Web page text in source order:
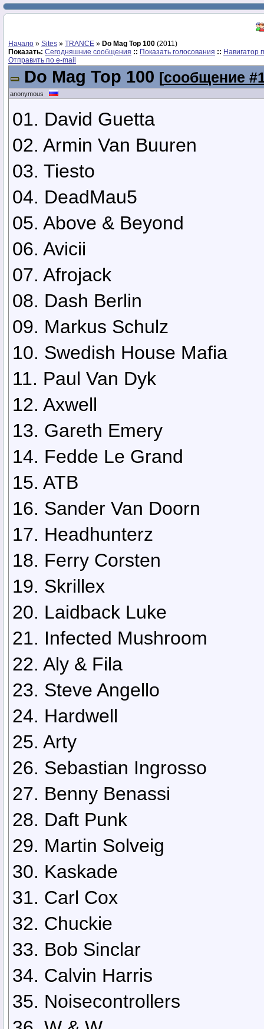
Начало » Sites » TRANCE » Dо Mag Top 100 (2011)
Показать: Сегодняшние сообщения :: Показать голосования :: Навигатор
Отправить по e-mail
Dо Mag Top 100 [сообщение
anonymous
01. David Guetta
02. Armin Van Buuren
03. Tiesto
04. DeadMau5
05. Above & Beyond
06. Avicii
07. Afrojack
08. Dash Berlin
09. Markus Schulz
10. Swedish House Mafia
11. Paul Van Dyk
12. Axwell
13. Gareth Emery
14. Fedde Le Grand
15. ATB
16. Sander Van Doorn
17. Headhunterz
18. Ferry Corsten
19. Skrillex
20. Laidback Luke
21. Infected Mushroom
22. Aly & Fila
23. Steve Angello
24. Hardwell
25. Arty
26. Sebastian Ingrosso
27. Benny Benassi
28. Daft Punk
29. Martin Solveig
30. Kaskade
31. Carl Cox
32. Chuckie
33. Bob Sinclar
34. Calvin Harris
35. Noisecontrollers